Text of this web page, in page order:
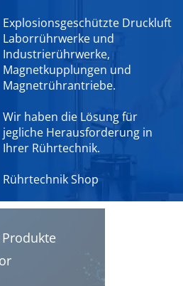
Explosionsgeschützte Druckluft
Laborrührwerke und
Industrierührwerke,
Magnetkupplungen und
Magnetrührantriebe.
Wir haben die Lösung für
jegliche Herausforderung in
Ihrer Rührtechnik.
Rührtechnik Shop